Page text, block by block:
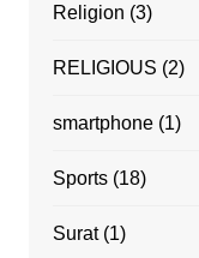
Religion (3)
RELIGIOUS (2)
smartphone(1)
Sports(18)
Surat(1)